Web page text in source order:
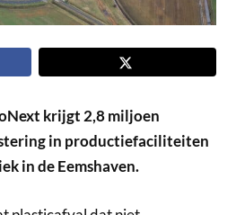
krijgt 2,8 miljoen
in productiefaciliteiten
in de Eemshaven.